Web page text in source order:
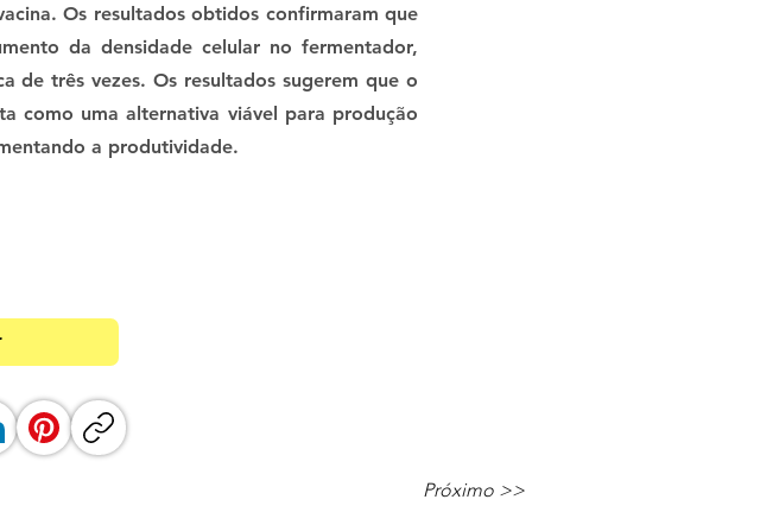
Os resultados obtidos confirmaram que
da densidade celular no fermentador,
de três vezes. Os resultados sugerem que o
como uma alternativa viável para produção
a produtividade.
Próximo >>